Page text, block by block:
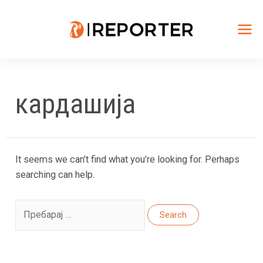
кардашија
It seems we can’t find what you’re looking for. Perhaps
searching can help.